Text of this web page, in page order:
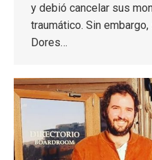
y debió cancelar sus
traumático. Sin
Dores…